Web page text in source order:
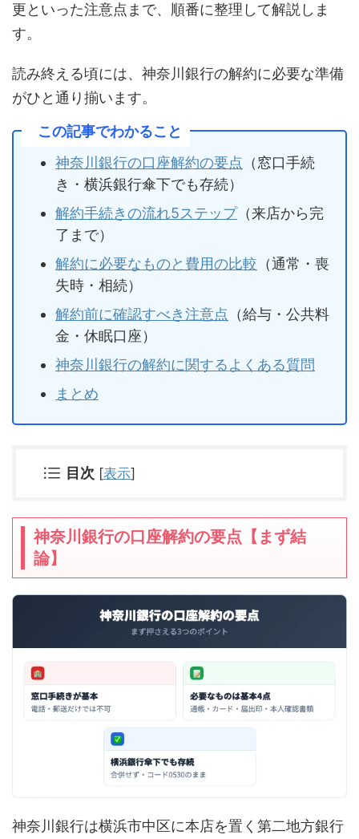
更といった注意点まで、順番に整理して解説しま
す。
読み終える頃には、神奈川銀行の解約に必要な準備
がひと通り揃います。
この記事でわかること
神奈川銀行の口座解約の要点 （窓口手続
き・横浜銀行傘下でも存続）
解約手続きの流れ5ステップ（来店から完
了まで）
解約に必要なものと費用の比較 （通常・喪
失時・相続）
解約前に確認すべき注意点 （給与・公共料
金・休眠口座）
神奈川銀行の解約に関するよくある質問
まとめ
目次 [表示]
神奈川銀行の口座解約の要点【まず結
論】
神奈川銀行は横浜市中区に本店を置く第二地方銀行